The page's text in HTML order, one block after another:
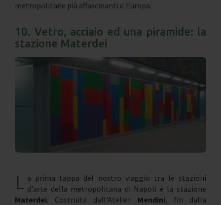
metropolitane più affascinanti d'Europa.
10. Vetro, acciaio ed una piramide: la
stazione Materdei
L a prima tappa del nostro viaggio tra le stazioni
d'arte della metropolitana di Napoli è la stazione
Materdei. Costruita dall'Atelier Mendini, fin dalla